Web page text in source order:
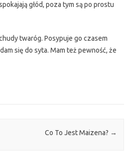
głód, poza tym są po prostu
twaróg. Posypuje go czasem
się do syta. Mam też pewność, że
Co To Jest Maizena? →